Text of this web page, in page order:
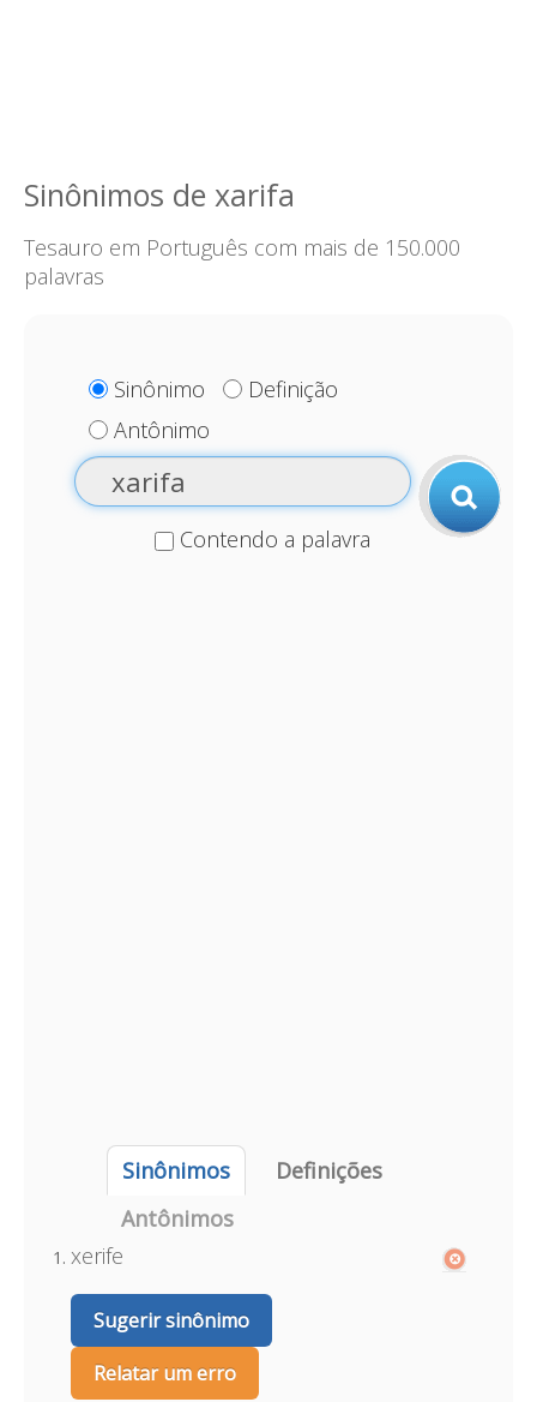
Sinônimos de xarifa
Tesauro em Português com mais de 150.000
palavras
Sinônimo
Definição
Antônimo
Contendo a palavra
Sinônimos
Definições
Antônimos
xerife
Sugerir sinônimo
Relatar um erro